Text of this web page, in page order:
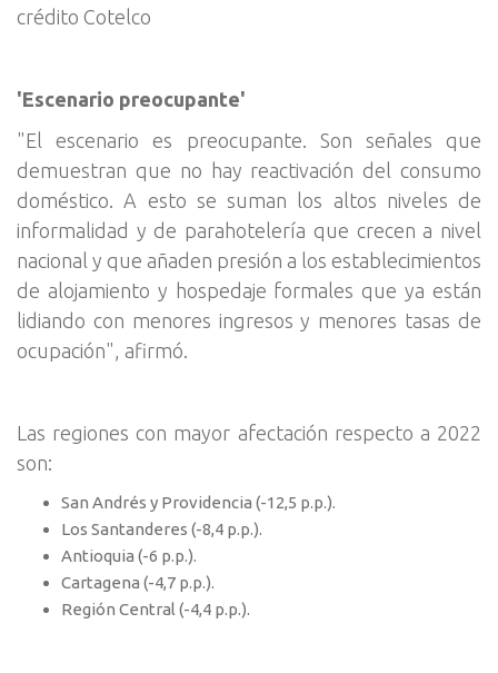
crédito Cotelco
'Escenario preocupante'
"El escenario es preocupante. Son señales que
demuestran que no hay reactivación del consumo
doméstico. A esto se suman los altos niveles de
informalidad y de parahotelería que crecen a nivel
nacional y que añaden presión a los establecimientos
de alojamiento y hospedaje formales que ya están
lidiando con menores ingresos y menores tasas de
ocupación", afirmó.
Las regiones con mayor afectación respecto a 2022
son:
San Andrés y Providencia (-12,5 p.p.).
Los Santanderes (-8,4 p.p.).
Antioquia (-6 p.p.).
Cartagena (-4,7 p.p.).
Región Central (-4,4 p.p.).